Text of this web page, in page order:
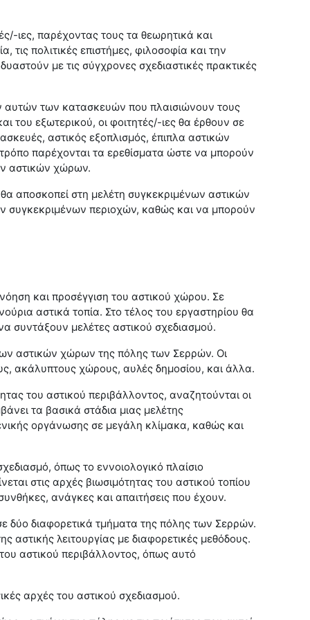
ιες, παρέχοντας τους τα θεωρητικά και
πολιτικές επιστήμες, φιλοσοφία και την
με τις σύγχρονες σχεδιαστικές πρακτικές
αυτών των κατασκευών που πλαισιώνουν τους
εξωτερικού, οι φοιτητές/-ιες θα έρθουν σε
αστικός εξοπλισμός, έπιπλα αστικών
παρέχονται τα ερεθίσματα ώστε να μπορούν
αστικών χώρων.
θα αποσκοπεί στη μελέτη συγκεκριμένων αστικών
συγκεκριμένων περιοχών, καθώς και να μπορούν
και προσέγγιση του αστικού χώρου. Σε
αστικά τοπία. Στο τέλος του εργαστηρίου θα
συντάξουν μελέτες αστικού σχεδιασμού.
αστικών χώρων της πόλης των Σερρών. Οι
ακάλυπτους χώρους, αυλές δημοσίου, και άλλα.
του αστικού περιβάλλοντος, αναζητούνται οι
τα βασικά στάδια μιας μελέτης
οργάνωσης σε μεγάλη κλίμακα, καθώς και
όπως το εννοιολογικό πλαίσιο
στις αρχές βιωσιμότητας του αστικού τοπίου
ανάγκες και απαιτήσεις που έχουν.
δύο διαφορετικά τμήματα της πόλης των Σερρών.
αστικής λειτουργίας με διαφορετικές μεθόδους.
του αστικού περιβάλλοντος, όπως αυτό
αρχές του αστικού σχεδιασμού.